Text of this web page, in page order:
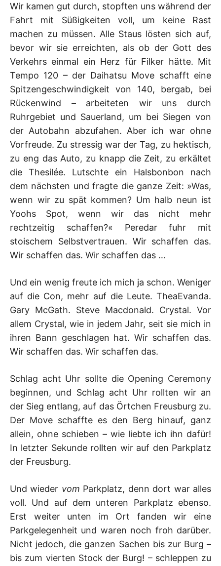
Wir kamen gut durch, stopften uns während der
Fahrt mit Süßigkeiten voll, um keine Rast
machen zu müssen. Alle Staus lösten sich auf,
bevor wir sie erreichten, als ob der Gott des
Verkehrs einmal ein Herz für Filker hätte. Mit
Tempo 120 – der Daihatsu Move schafft eine
Spitzengeschwindigkeit von 140, bergab, bei
Rückenwind – arbeiteten wir uns durch
Ruhrgebiet und Sauerland, um bei Siegen von
der Autobahn abzufahen. Aber ich war ohne
Vorfreude. Zu stressig war der Tag, zu hektisch,
zu eng das Auto, zu knapp die Zeit, zu erkältet
die Thesilée. Lutschte ein Halsbonbon nach
dem nächsten und fragte die ganze Zeit: »Was,
wenn wir zu spät kommen? Um halb neun ist
Yoohs Spot, wenn wir das nicht mehr
rechtzeitig schaffen?« Peredar fuhr mit
stoischem Selbstvertrauen. Wir schaffen das.
Wir schaffen das. Wir schaffen das …
Und ein wenig freute ich mich ja schon. Weniger
auf die Con, mehr auf die Leute. TheaEvanda.
Gary McGath. Steve Macdonald. Crystal. Vor
allem Crystal, wie in jedem Jahr, seit sie mich in
ihren Bann geschlagen hat. Wir schaffen das.
Wir schaffen das. Wir schaffen das.
Schlag acht Uhr sollte die Opening Ceremony
beginnen, und Schlag acht Uhr rollten wir an
der Sieg entlang, auf das Örtchen Freusburg zu.
Der Move schaffte es den Berg hinauf, ganz
allein, ohne schieben – wie liebte ich ihn dafür!
In letzter Sekunde rollten wir auf den Parkplatz
der Freusburg.
Und wieder vom Parkplatz, denn dort war alles
voll. Und auf dem unteren Parkplatz ebenso.
Erst weiter unten im Ort fanden wir eine
Parkgelegenheit und waren noch froh darüber.
Nicht jedoch, die ganzen Sachen bis zur Burg –
bis zum vierten Stock der Burg! – schleppen zu